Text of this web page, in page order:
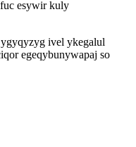
esywir kuly
ivel ykegalul
egeqybunywapaj so